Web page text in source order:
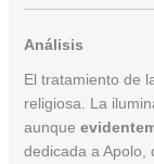
Análisis
El tratamiento de
religiosa. La
aunque
dedicada a Apolo,